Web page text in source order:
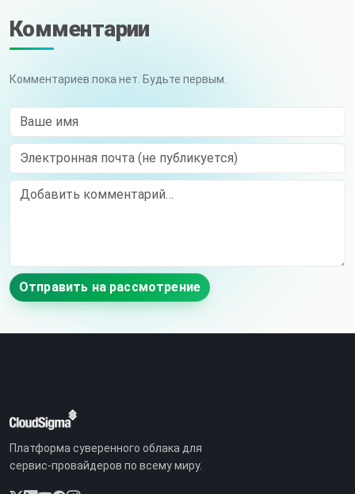
Комментарии
Комментариев пока нет. Будьте первым.
Ваше имя
Электронная почта (не публикуется)
Comment
Отправить на рассмотрение
Платформа суверенного облака для
сервис-провайдеров по всему миру.